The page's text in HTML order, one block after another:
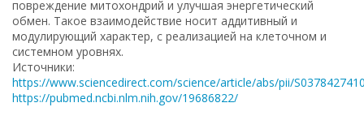
повреждение митохондрий и улучшая энергетический
обмен. Такое взаимодействие носит аддитивный и
модулирующий характер, с реализацией на клеточном и
системном уровнях.
Источники:
https://www.sciencedirect.com/science/article/abs/pii/
https://pubmed.ncbi.nlm.nih.gov/19686822/